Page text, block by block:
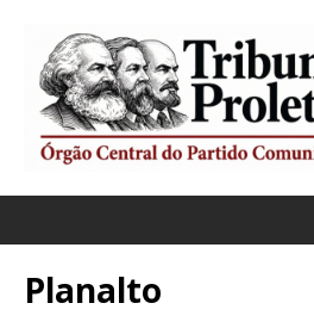
Planalto